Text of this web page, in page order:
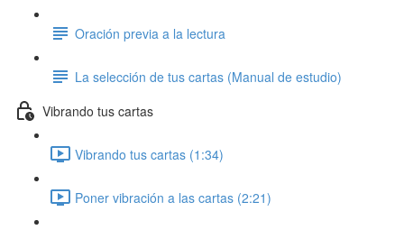
Oración previa a la lectura
La selección de tus cartas (Manual de estudio)
Vibrando tus cartas
Vibrando tus cartas (1:34)
Poner vibración a las cartas (2:21)